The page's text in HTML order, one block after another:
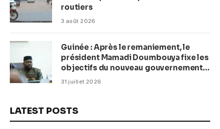
routiers
3 août 2026
Guinée : Après le remaniement, le
président Mamadi Doumbouya fixe les
objectifs du nouveau gouvernement
(CM)
31 juillet 2026
LATEST POSTS